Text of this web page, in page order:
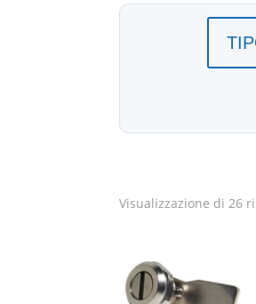
marini.
Visualizzazione di 26